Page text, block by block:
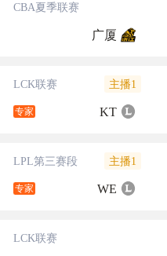
CBA夏季联赛
广厦
LCK联赛 主播1
专家 KT
LPL第三赛段 主播1
专家 WE
LCK联赛